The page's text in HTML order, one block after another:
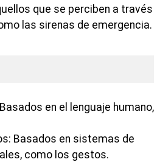
que se perciben a través
las sirenas de emergencia.
en el lenguaje humano,
Basados en sistemas de
como los gestos.